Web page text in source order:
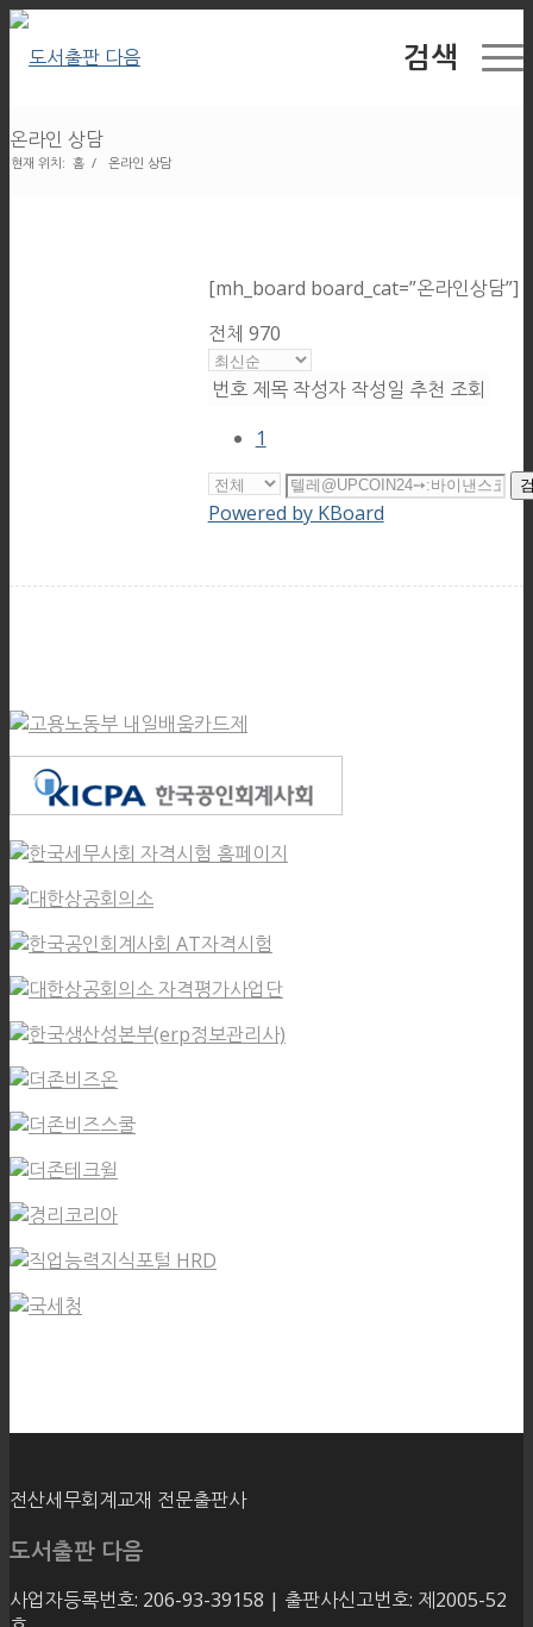
검색
온라인 상담
현재 위치: 홈 / 온라인 상담
[mh_board board_cat=”온라인상담”]
전체 970
번호 제목 작성자 작성일 추천 조회
1
Powered by KBoard
전산세무회계교재 전문출판사
도서출판 다음
사업자등록번호: 206-93-39158 | 출판사신고번호: 제2005-52